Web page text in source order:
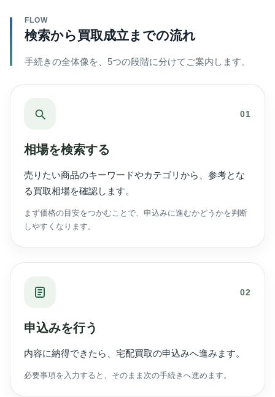
FLOW
検索から買取成立までの流れ
手続きの全体像を、5つの段階に分けてご案内します。
01
相場を検索する
売りたい商品のキーワードやカテゴリから、参考とな
る買取相場を確認します。
まず価格の目安をつかむことで、申込みに進むかどうかを判断
しやすくなります。
02
申込みを行う
内容に納得できたら、宅配買取の申込みへ進みます。
必要事項を入力すると、そのまま次の手続きへ進めます。